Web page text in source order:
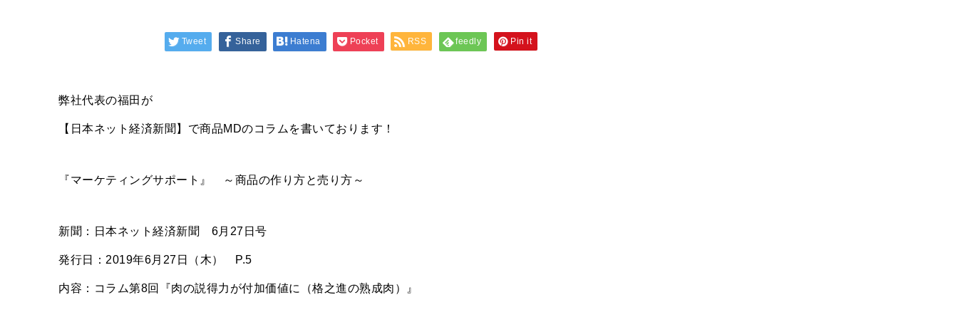
Tweet Share Hatena Pocket RSS feedly Pin it
弊社代表の福田が
【日本ネット経済新聞】で商品MDのコラムを書いております！
『マーケティングサポート』 ～商品の作り方と売り方～
新聞：日本ネット経済新聞 6月27日号
発行日：2019年6月27日（木） P.5
内容：コラム第8回『肉の説得力が付加価値に（格之進の熟成肉）』